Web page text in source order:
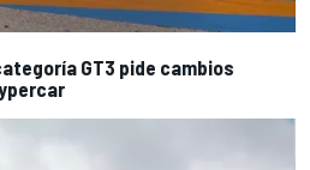
GT3 pide cambios